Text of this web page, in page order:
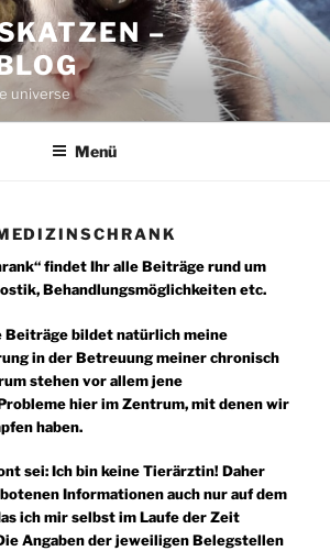
–
universe
Menü
findet Ihr alle Beiträge rund um
Behandlungsmöglichkeiten etc.
Beiträge bildet natürlich meine
in der Betreuung meiner chronisch
stehen vor allem jene
hier im Zentrum, mit denen wir
haben.
sei: Ich bin keine Tierärztin! Daher
Informationen auch nur auf dem
ich mir selbst im Laufe der Zeit
Angaben der jeweiligen Belegstellen